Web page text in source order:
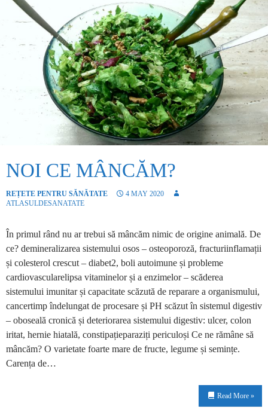
NOI CE MÂNCĂM?
REȚETE PENTRU SĂNĂTATE
4 MAY 2020
ATLASULDESANATATE
În primul rând nu ar trebui să mâncăm nimic de origine animală. De
ce? demineralizarea sistemului osos – osteoporoză, fracturiinflamații
și colesterol crescut – diabet2, boli autoimune și probleme
cardiovascularelipsa vitaminelor și a enzimelor – scăderea
sistemului imunitar și capacitate scăzută de reparare a organismului,
cancertimp îndelungat de procesare și PH scăzut în sistemul digestiv
– oboseală cronică și deteriorarea sistemului digestiv: ulcer, colon
iritat, hernie hiatală, constipațieparaziți periculoși Ce ne rămâne să
mâncăm? O varietate foarte mare de fructe, legume și semințe.
Carența de…
Read More »